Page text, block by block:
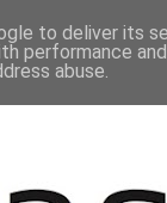
to deliver its
performance
abuse.